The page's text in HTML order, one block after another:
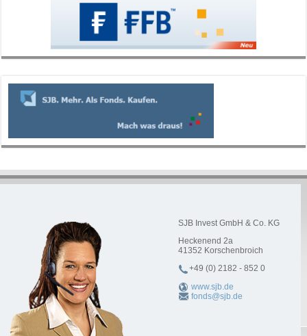
SJB Invest GmbH & Co. KG
Heckenend 2a
41352 Korschenbroich
+49 (0) 2182 - 852 0
www.sjb.de
fonds@sjb.de